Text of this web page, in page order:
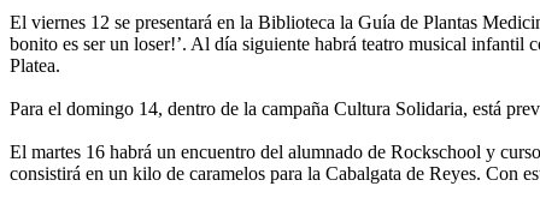
El viernes 12 se presentará en la Biblioteca la Guía de Plantas
bonito es ser un loser!’. Al día siguiente habrá teatro musical infantil
Platea.
Para el domingo 14, dentro de la campaña Cultura Solidaria, está
El martes 16 habrá un encuentro del alumnado de Rockschool y
consistirá en un kilo de caramelos para la Cabalgata de Reyes. Con